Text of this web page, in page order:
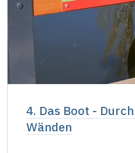
4. Das Boot -
Wänden